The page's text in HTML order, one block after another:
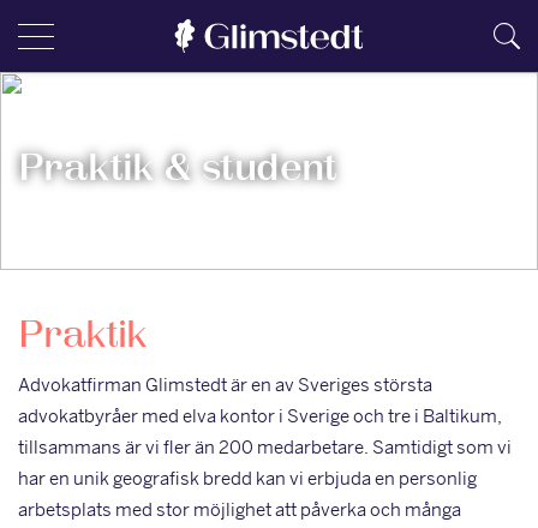
Praktik & student
Praktik
Advokatfirman Glimstedt är en av Sveriges största
advokatbyråer med elva kontor i Sverige och tre i Baltikum,
tillsammans är vi fler än 200 medarbetare. Samtidigt som vi
har en unik geografisk bredd kan vi erbjuda en personlig
arbetsplats med stor möjlighet att påverka och många